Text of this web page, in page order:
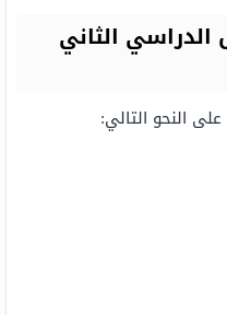
الثاني
النحو التالي: